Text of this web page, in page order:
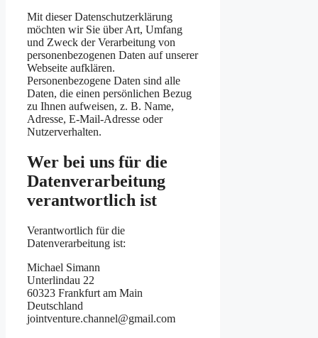
Mit dieser Datenschutzerklärung
möchten wir Sie über Art, Umfang
und Zweck der Verarbeitung von
personenbezogenen Daten auf unserer
Webseite aufklären.
Personenbezogene Daten sind alle
Daten, die einen persönlichen Bezug
zu Ihnen aufweisen, z. B. Name,
Adresse, E-Mail-Adresse oder
Nutzerverhalten.
Wer bei uns für die
Datenverarbeitung
verantwortlich ist
Verantwortlich für die
Datenverarbeitung ist:
Michael Simann
Unterlindau 22
60323 Frankfurt am Main
Deutschland
jointventure.channel@gmail.com